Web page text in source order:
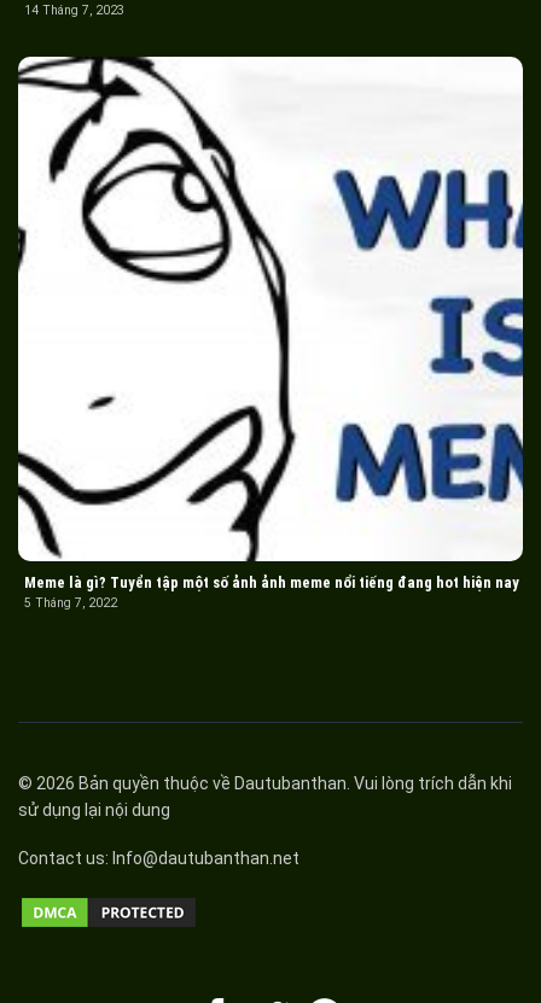
14 Tháng 7, 2023
Meme là gì? Tuyển tập một số ảnh ảnh meme nổi tiếng đang hot hiện nay
5 Tháng 7, 2022
© 2026 Bản quyền thuộc về Dautubanthan. Vui lòng trích dẫn khi
sử dụng lại nội dung
Contact us: Info@dautubanthan.net